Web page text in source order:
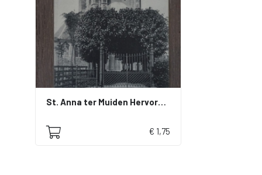
St. Anna ter Muiden Hervormde kerk
€ 1,75